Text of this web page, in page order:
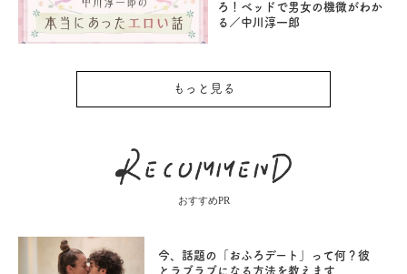
ろ！ベッドで男女の機微がわか
る／中川淳一郎
もっと見る
おすすめPR
今、話題の「おふろデート」って何？彼
とラブラブになる方法を教えます